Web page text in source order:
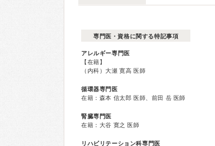
専門医・資格に関する特記事項
アレルギー専門医
【在籍】
（内科）大瀬 寛高 医師
循環器専門医
在籍：森本 信太郎 医師、前田 岳 医師
腎臓専門医
在籍：大谷 寛之 医師
リハビリテーション科専門医